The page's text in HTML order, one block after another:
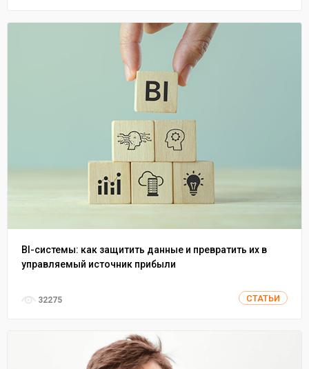
BI-системы: как защитить данные и превратить их в
управляемый источник прибыли
32275 СТАТЬИ